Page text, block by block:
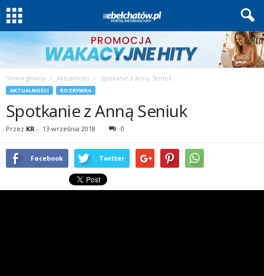
Strona główna Aktualności Spotkanie z Anną Seniuk
AKTUALNOŚCI ROZRYWKA
Spotkanie z Anną Seniuk
Przez KR - 13 września 2018 0
Facebook Twitter